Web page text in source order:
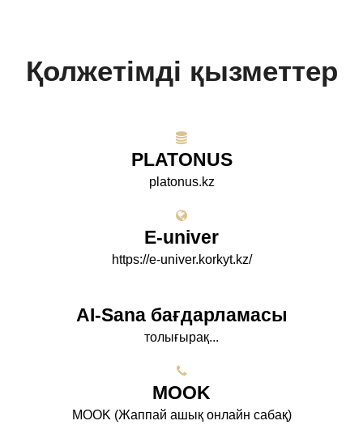
Қолжетімді қызметтер
PLATONUS
platonus.kz
E-univer
https://e-univer.korkyt.kz/
AI-Sana бағдарламасы
толығырақ...
МООK
МООK (Жаппай ашық онлайн сабақ)